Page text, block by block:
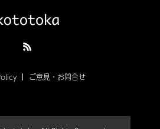
ご意見・お問合せ